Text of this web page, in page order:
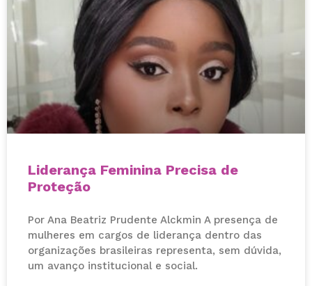
Liderança Feminina Precisa de
Proteção
Por Ana Beatriz Prudente Alckmin A presença de
mulheres em cargos de liderança dentro das
organizações brasileiras representa, sem dúvida,
um avanço institucional e social.